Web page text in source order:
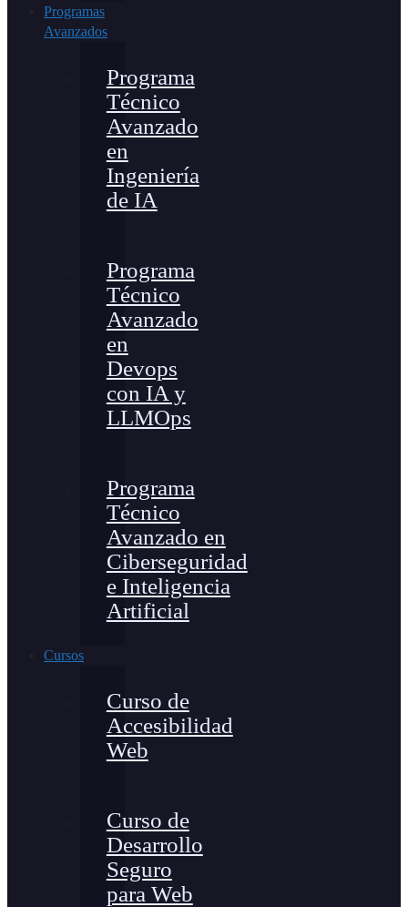
Programas
Avanzados
Programa
Técnico
Avanzado
en
Ingeniería
de IA
Programa
Técnico
Avanzado
en
Devops
con IA y
LLMOps
Programa
Técnico
Avanzado en
Ciberseguridad
e Inteligencia
Artificial
Cursos
Curso de
Accesibilidad
Web
Curso de
Desarrollo
Seguro
para Web